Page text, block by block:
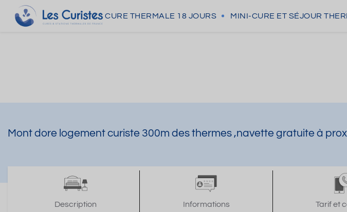
CURE THERMALE 18 JOURS MINI-CURE ET SÉJOUR
Mont dore logement curiste 300m des thermes ,navette gratuite à
Description Informations Tarif et